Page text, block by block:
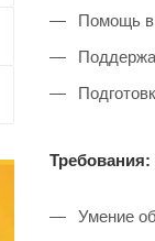
Помощь в
Требования:
Умение